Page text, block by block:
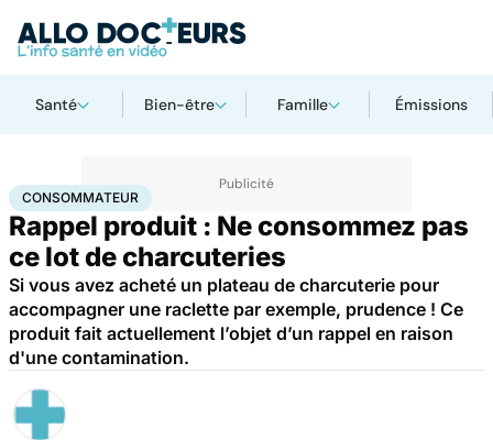
Santé Bien-être Famille Émissions
AccueilSantéConsommateur
CONSOMMATEUR
Rappel produit : Ne consommez pas
ce lot de charcuteries
Si vous avez acheté un plateau de charcuterie pour
accompagner une raclette par exemple, prudence ! Ce
produit fait actuellement l’objet d’un rappel en raison
d'une contamination.